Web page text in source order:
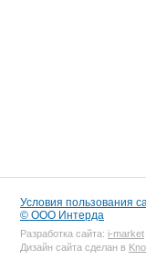
Условия пользования
© ООО Интерда
Разработка сайта: i-market
Дизайн сайта сделан в